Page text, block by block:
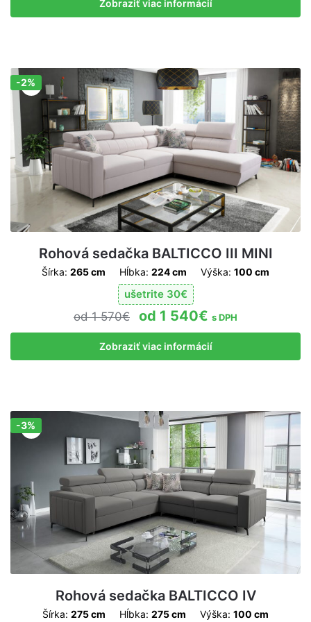
Zobraziť viac informácií
Zľava!
-2%
Rohová sedačka BALTICCO III MINI
Šírka: 265 cm Hĺbka: 224 cm Výška: 100 cm
ušetrite 30€
1 570€ 1 540€ s DPH
Zobraziť viac informácií
Zľava!
-3%
Rohová sedačka BALTICCO IV
Šírka: 275 cm Hĺbka: 275 cm Výška: 100 cm